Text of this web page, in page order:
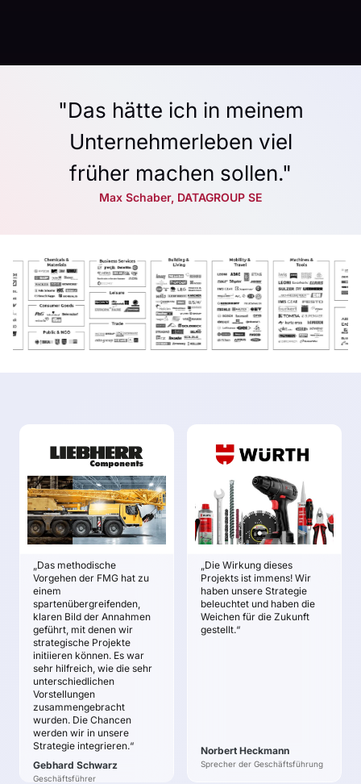
"Das hätte ich in meinem
Unternehmerleben viel
früher machen sollen."
Max Schaber, DATAGROUP SE
„Das methodische
Vorgehen der FMG hat zu
einem
spartenübergreifenden,
klaren Bild der Annahmen
geführt, mit denen wir
strategische Projekte
initiieren können. Es war
sehr hilfreich, wie die sehr
unterschiedlichen
Vorstellungen
zusammengebracht
wurden. Die Chancen
werden wir in unsere
Strategie integrieren.“
Gebhard Schwarz
Geschäftsführer
LIEBHERR
COMPONENTS
Gebhard Schwarz
ZIELE
Fundierte und
gemeinsam getragene
über die Elektrifizierung
der Baumaschinen.
Mögliche
Überraschungen infolge
der Elektrifizierung.
Priorisierte Liste an
Zukunftschancen
Klare strategische
Leitlinien zur Nutzung
der zu erwartenden
Veränderungen für die
Baumaschinen der
Zukunft und für mehr
Flexibilität zur
„Die Wirkung dieses
Projekts ist immens! Wir
haben unsere Strategie
beleuchtet und haben die
Weichen für die Zukunft
gestellt.“
Norbert Heckmann
Sprecher der Geschäftsführung
ADOLF WÜRTH GMBH
& CO. KG
Norbert Heckmann
ZIELE
Klarheit darüber, was
das Kerngeschäft von
könnte.
Gemeinsames
Problembewusstsein
über Verletzlichkeiten
des Kerngeschäfts.
Motivation, auch